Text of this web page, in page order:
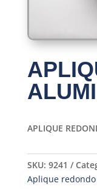
APLIQUE
SKU: 9241
Aplique